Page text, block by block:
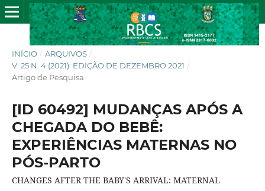
INÍCIO / ARQUIVOS /
V. 25 N. 4 (2021): EDIÇÃO DE DEZEMBRO 2021 /
Artigo de Pesquisa
[ID 60492] MUDANÇAS APÓS A
CHEGADA DO BEBÊ:
EXPERIÊNCIAS MATERNAS NO
PÓS-PARTO
CHANGES AFTER THE BABY'S ARRIVAL: MATERNAL